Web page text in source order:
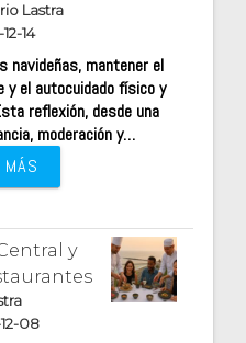
Lastra
14
navideñas, mantener el
el autocuidado físico y
reflexión, desde una
moderación y…
MÁS
y
08